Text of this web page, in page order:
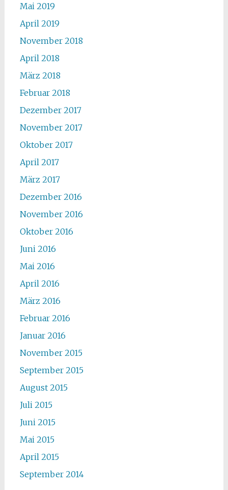
Mai 2019
April 2019
November 2018
April 2018
März 2018
Februar 2018
Dezember 2017
November 2017
Oktober 2017
April 2017
März 2017
Dezember 2016
November 2016
Oktober 2016
Juni 2016
Mai 2016
April 2016
März 2016
Februar 2016
Januar 2016
November 2015
September 2015
August 2015
Juli 2015
Juni 2015
Mai 2015
April 2015
September 2014